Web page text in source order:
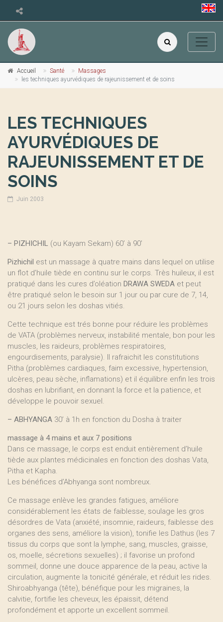
Accueil Santé
Massages
les techniques ayurvédiques de rajeunissement et de soins
LES TECHNIQUES
AYURVÉDIQUES DE
RAJEUNISSEMENT ET DE
SOINS
Juin 2003
– PIZHICHIL (ou Kayam Sekam) 60’ à 90’
Pizhichil est un massage à quatre mains dans lequel on utilise
un flot d’huile tiède en continu sur le corps. Très huileux, il est
pratiqué dans les cures d’oléation DRAWA SWEDA et peut
être pratiqué selon le besoin sur 1 jour ou par cure de 7, 14,
ou 21 jours selon les doshas vitiés.
Cette technique est trés bonne pour réduire les problèmes
de VATA (problèmes nerveux, instabilité mentale, bon pour les
muscles, les raideurs, problèmes respiratoires,
engourdisements, paralysie). Il rafraichit les constitutions
Pitha (problèmes cardiaques, faim excessive, hypertension,
ulcères, peau sèche, inflamations) et il équilibre enfin les trois
doshas en lubrifiant, en donnant la force et la patience, et
développe le pouvoir sexuel.
– ABHYANGA 30’ à 1h en fonction du Dosha à traiter
massage à 4 mains et aux 7 positions
Dans ce massage, le corps est enduit entièrement d’huile
tiède aux plantes médicinales en fonction des doshas Vata,
Pitha et Kapha.
Les bénéfices d’Abhyanga sont nombreux.
Ce massage enlève les grandes fatigues, améliore
considérablement les états de faiblesse, soulage les gros
désordres de Vata (anxiété, insomnie, raideurs, faiblesse des
organes des sens, améliore la vision), tonifie les Dathus (les 7
tissus du corps que sont la lymphe, sang, muscles, graisse,
os, moelle, sécretions sexuelles) ; il favorise un profond
sommeil, donne une douce apparence de la peau, active la
circulation, augmente la tonicité générale, et réduit les rides.
Shiroabhyanga (tête), bénéfique pour les migraines, la
calvitie, fortifie les cheveux, les épaissit, détend
profondément et apporte un excellent sommeil.